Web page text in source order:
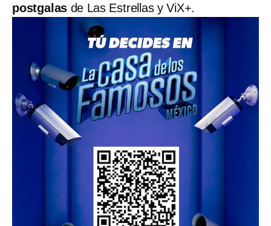
postgalas de Las Estrellas y ViX+.